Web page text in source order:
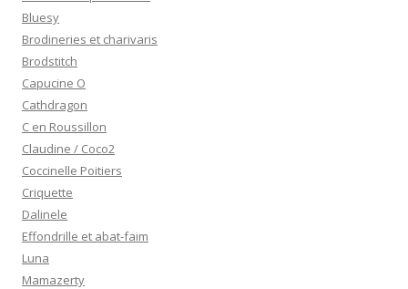
Bluesy
Brodineries et charivaris
Brodstitch
Capucine O
Cathdragon
C en Roussillon
Claudine / Coco2
Coccinelle Poitiers
Criquette
Dalinele
Effondrille et abat-faim
Luna
Mamazerty